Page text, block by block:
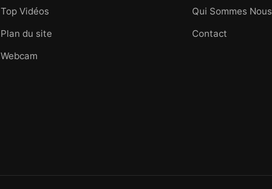
Top Vidéos
Plan du site
Webcam
Qui Sommes Nous
Contact